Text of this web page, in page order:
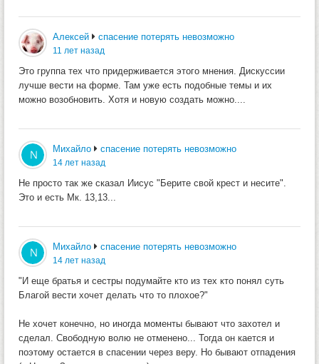
Алексей спасение потерять невозможно
11 лет назад
Это группа тех что придерживается этого мнения. Дискуссии
лучше вести на форме. Там уже есть подобные темы и их
можно возобновить. Хотя и новую создать можно....
Михайло спасение потерять невозможно
14 лет назад
Не просто так же сказал Иисус "Берите свой крест и несите".
Это и есть Мк. 13,13...
Михайло спасение потерять невозможно
14 лет назад
"И еще братья и сестры подумайте кто из тех кто понял суть
Благой вести хочет делать что то плохое?"
Не хочет конечно, но иногда моменты бывают что захотел и
сделал. Свободную волю не отменено... Тогда он кается и
поэтому остается в спасении через веру. Но бывают отпадения